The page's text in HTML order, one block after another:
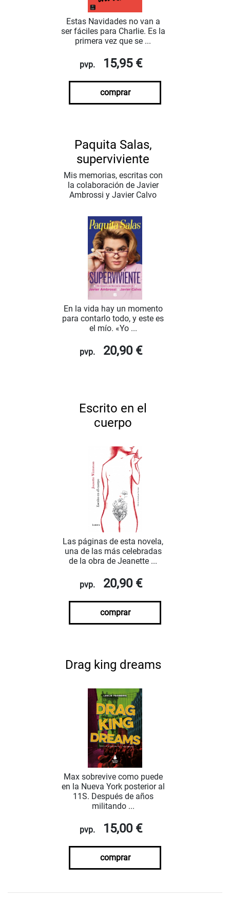
Estas Navidades no van a
ser fáciles para Charlie. Es la
primera vez que se ...
pvp. 15,95 €
comprar
Paquita Salas,
superviviente
Mis memorias, escritas con
la colaboración de Javier
Ambrossi y Javier Calvo
En la vida hay un momento
para contarlo todo, y este es
el mío. «Yo ...
pvp. 20,90 €
Escrito en el
cuerpo
Las páginas de esta novela,
una de las más celebradas
de la obra de Jeanette ...
pvp. 20,90 €
comprar
Drag king dreams
Max sobrevive como puede
en la Nueva York posterior al
11S. Después de años
militando ...
pvp. 15,00 €
comprar